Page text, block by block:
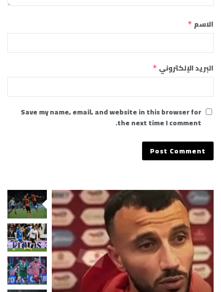
الاسم *
البريد الإلكتروني *
Save my name, email, and website in this browser for
the next time I comment.